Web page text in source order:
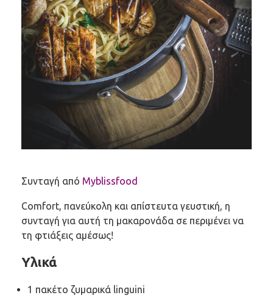
Συνταγή από Myblissfood
Comfort, πανεύκολη και απίστευτα γευστική, η
συνταγή για αυτή τη μακαρονάδα σε περιμένει να
τη φτιάξεις αμέσως!
Υλικά
1 πακέτο ζυμαρικά linguini